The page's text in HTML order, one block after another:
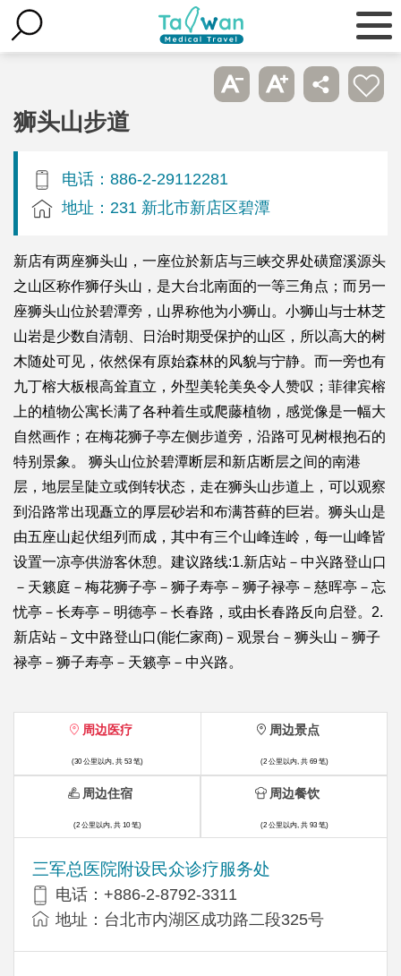
狮头山步道
电话：886-2-29112281
地址：231 新北市新店区碧潭
新店有两座狮头山，一座位於新店与三峡交界处磺窟溪源头
之山区称作狮仔头山，是大台北南面的一等三角点；而另一
座狮头山位於碧潭旁，山界称他为小狮山。小狮山与士林芝
山岩是少数自清朝、日治时期受保护的山区，所以高大的树
木随处可见，依然保有原始森林的风貌与宁静。而一旁也有
九丁榕大板根高耸直立，外型美轮美奂令人赞叹；菲律宾榕
上的植物公寓长满了各种着生或爬藤植物，感觉像是一幅大
自然画作；在梅花狮子亭左侧步道旁，沿路可见树根抱石的
特别景象。 狮头山位於碧潭断层和新店断层之间的南港
层，地层呈陡立或倒转状态，走在狮头山步道上，可以观察
到沿路常出现矗立的厚层砂岩和布满苔藓的巨岩。狮头山是
由五座山起伏组列而成，其中有三个山峰连岭，每一山峰皆
设置一凉亭供游客休憩。建议路线:1.新店站－中兴路登山口
－天籁庭－梅花狮子亭－狮子寿亭－狮子禄亭－慈晖亭－忘
忧亭－长寿亭－明德亭－长春路，或由长春路反向启登。2.
新店站－文中路登山口(能仁家商)－观景台－狮头山－狮子
禄亭－狮子寿亭－天籁亭－中兴路。
周边医疗
(30 公里以内, 共 53 笔)
三军总医院附设民众诊疗服务处
电话：+886-2-8792-3311
地址：台北市内湖区成功路二段325号
周边景点
(2 公里以内, 共 69 笔)
周边住宿
(2 公里以内, 共 10 笔)
周边餐饮
(2 公里以内, 共 93 笔)